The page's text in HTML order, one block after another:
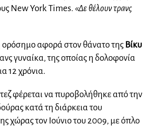
New York Times. «Δε θέλουν τρανς
αφορά στον θάνατο της Βίκυ
γυναίκα, της οποίας η δολοφονία
12 χρόνια.
φέρεται να πυροβολήθηκε από την
κατά τη διάρκεια του
χώρας τον Ιούνιο του 2009, με όπλο